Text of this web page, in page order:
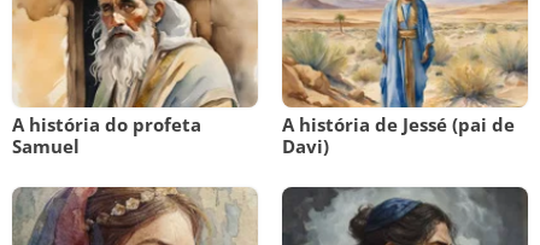
A história do profeta
Samuel
A história de Jessé (pai de
Davi)